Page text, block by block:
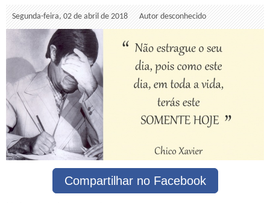
Segunda-feira, 02 de abril de 2018 Autor desconhecido
Compartilhar no Facebook